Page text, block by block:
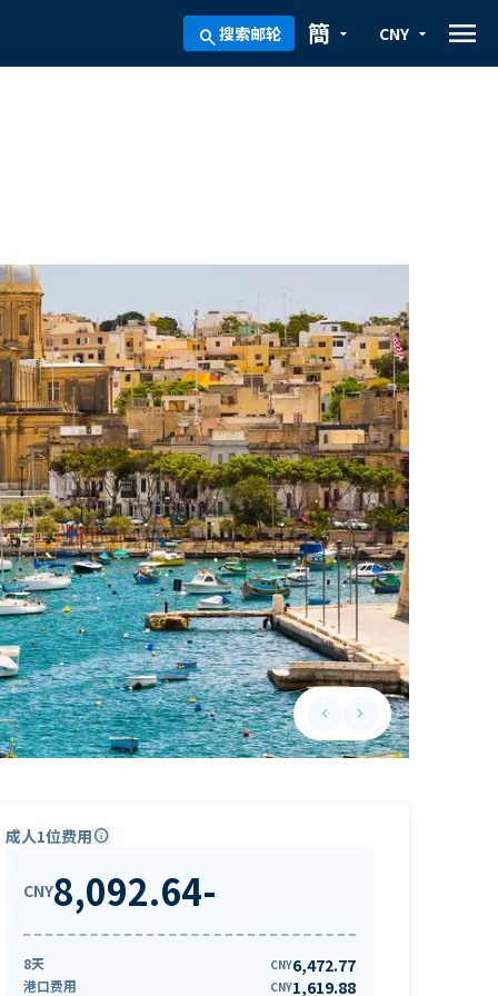
search搜索邮轮 arrow_drop_down
簡 arrow_drop_down
CNY menu
keyboard_arrow_leftPrevious slide
keyboard_arrow_rightNext slide
成人1位费用info
CNY8,092.64-
8天 CNY6,472.77
港口费用 CNY1,619.88